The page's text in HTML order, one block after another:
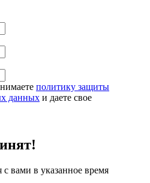
политику защиты
данных и даете свое
вами в указанное время